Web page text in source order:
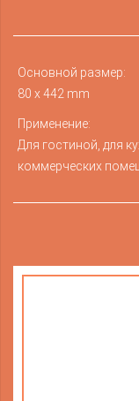
Основной размер:
80 x 442 mm
Применение:
Для гостиной, для
коммерческих